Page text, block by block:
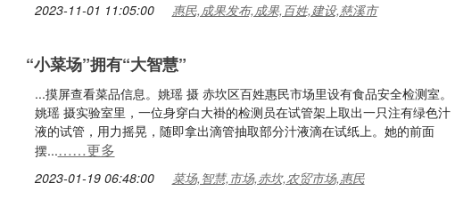
2023-11-01 11:05:00 惠民,成果发布,成果,百姓,建设,慈溪市
“小菜场”拥有“大智慧”
...摸屏查看菜品信息。姚瑶 摄 赤坎区百姓惠民市场里设有食品安全检测室。
姚瑶 摄实验室里，一位身穿白大褂的检测员在试管架上取出一只注有绿色汁
液的试管，用力摇晃，随即拿出滴管抽取部分汁液滴在试纸上。她的前面
摆...……更多
2023-01-19 06:48:00 菜场,智慧,市场,赤坎,农贸市场,惠民